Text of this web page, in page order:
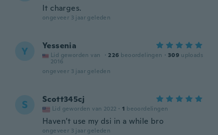
It charges.
ongeveer 3 jaar geleden
Y Yessenia
Lid geworden van
2016
· 226 beoordelingen · 309 uploads
ongeveer 3 jaar geleden
S Scott345cj
Lid geworden van 2022 · 1 beoordelingen
Haven’t use my dsi in a while bro
ongeveer 3 jaar geleden